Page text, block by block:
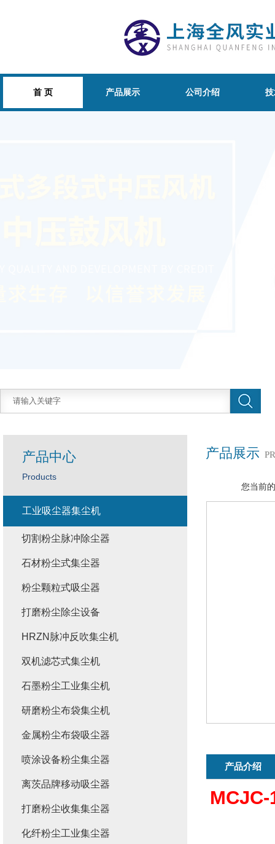
首 页 产品展示 公司介绍
产品展示
您当前
产品介绍
产品中心
Products
工业吸尘器集尘机
切割粉尘脉冲除尘器
石材粉尘式集尘器
粉尘颗粒式吸尘器
打磨粉尘除尘设备
HRZN脉冲反吹集尘机
双机滤芯式集尘机
石墨粉尘工业集尘机
研磨粉尘布袋集尘机
金属粉尘布袋吸尘器
喷涂设备粉尘集尘器
离茨品牌移动吸尘器
打磨粉尘收集集尘器
化纤粉尘工业集尘器